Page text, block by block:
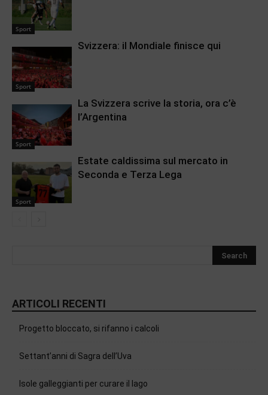
Sport
Sport
Svizzera: il Mondiale finisce qui
Sport
La Svizzera scrive la storia, ora c’è
l’Argentina
Sport
Estate caldissima sul mercato in
Seconda e Terza Lega
ARTICOLI RECENTI
Progetto bloccato, si rifanno i calcoli
Settant’anni di Sagra dell’Uva
Isole galleggianti per curare il lago